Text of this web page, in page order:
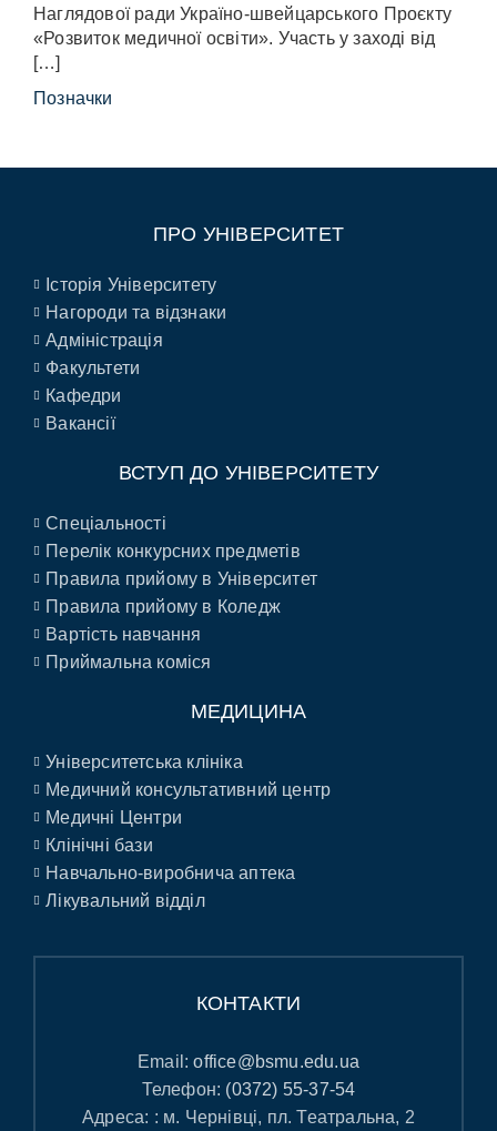
Наглядової ради Україно-швейцарського Проєкту
«Розвиток медичної освіти». Участь у заході від
[…]
Позначки
ПРО УНІВЕРСИТЕТ
Історія Університету
Нагороди та відзнаки
Адміністрація
Факультети
Кафедри
Вакансії
ВСТУП ДО УНІВЕРСИТЕТУ
Спеціальності
Перелік конкурсних предметів
Правила прийому в Університет
Правила прийому в Коледж
Вартість навчання
Приймальна коміся
МЕДИЦИНА
Університетська клініка
Медичний консультативний центр
Медичні Центри
Клінічні бази
Навчально-виробнича аптека
Лікувальний відділ
КОНТАКТИ
Email:office@bsmu.edu.ua
Телефон: (0372) 55-37-54
Адреса: : м. Чернівці, пл. Театральна, 2